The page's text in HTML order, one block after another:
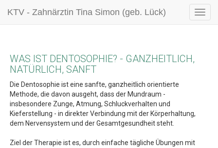
KTV - Zahnärztin Tina Simon (geb. Lück)
WAS IST DENTOSOPHIE? - GANZHEITLICH,
NATÜRLICH, SANFT
Die Dentosophie ist eine sanfte, ganzheitlich orientierte
Methode, die davon ausgeht, dass der Mundraum -
insbesondere Zunge, Atmung, Schluckverhalten und
Kieferstellung - in direkter Verbindung mit der Körperhaltung,
dem Nervensystem und der Gesamtgesundheit steht.
Ziel der Therapie ist es, durch einfache tägliche Übungen mit